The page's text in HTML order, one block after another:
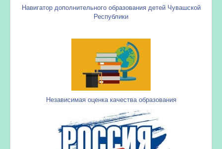
Навигатор дополнительного образования детей Чувашской
Республики
Независимая оценка качества образования